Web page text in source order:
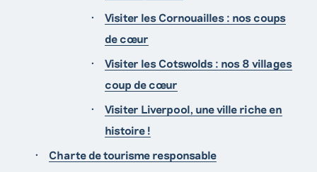
Visiter les Cornouailles : nos coups
de cœur
Visiter les Cotswolds : nos 8 villages
coup de cœur
Visiter Liverpool, une ville riche en
histoire !
Charte de tourisme responsable